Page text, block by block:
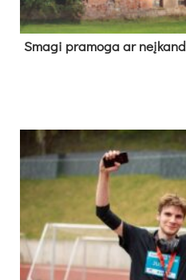
Sma­gi pra­mo­ga ar